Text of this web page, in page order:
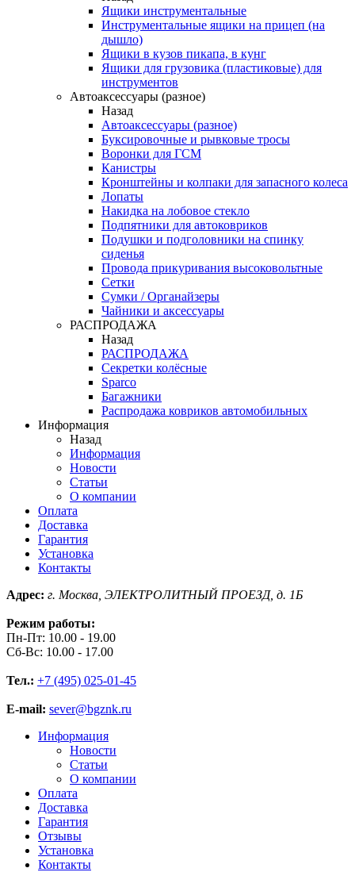
Ящики инструментальные
Инструментальные ящики на прицеп (на
дышло)
Ящики в кузов пикапа, в кунг
Ящики для грузовика (пластиковые) для
инструментов
Автоаксессуары (разное)
Назад
Автоаксессуары (разное)
Буксировочные и рывковые тросы
Воронки для ГСМ
Канистры
Кронштейны и колпаки для запасного колеса
Лопаты
Накидка на лобовое стекло
Подпятники для автоковриков
Подушки и подголовники на спинку
сиденья
Провода прикуривания высоковольтные
Сетки
Сумки / Органайзеры
Чайники и аксессуары
РАСПРОДАЖА
Назад
РАСПРОДАЖА
Секретки колёсные
Sparco
Багажники
Распродажа ковриков автомобильных
Информация
Назад
Информация
Новости
Статьи
О компании
Оплата
Доставка
Гарантия
Установка
Контакты
Адрес: г. Москва, ЭЛЕКТРОЛИТНЫЙ ПРОЕЗД, д. 1Б
Режим работы:
Пн-Пт: 10.00 - 19.00
Сб-Вс: 10.00 - 17.00
Тел.: +7 (495) 025-01-45
E-mail: sever@bgznk.ru
Информация
Новости
Статьи
О компании
Оплата
Доставка
Гарантия
Отзывы
Установка
Контакты